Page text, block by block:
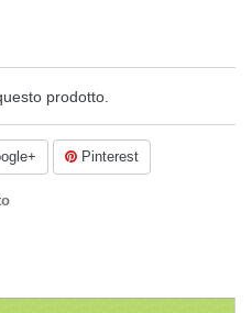
prodotto.
Pinterest